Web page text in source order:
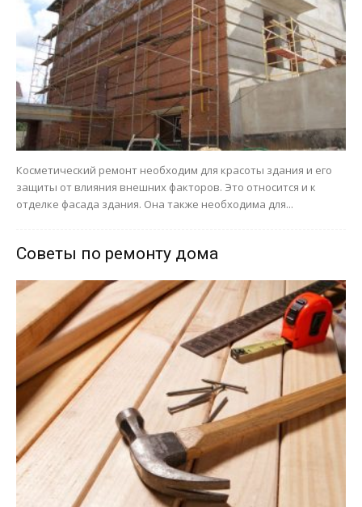
Косметический ремонт необходим для красоты здания и его
защиты от влияния внешних факторов. Это относится и к
отделке фасада здания. Она также необходима для...
Советы по ремонту дома